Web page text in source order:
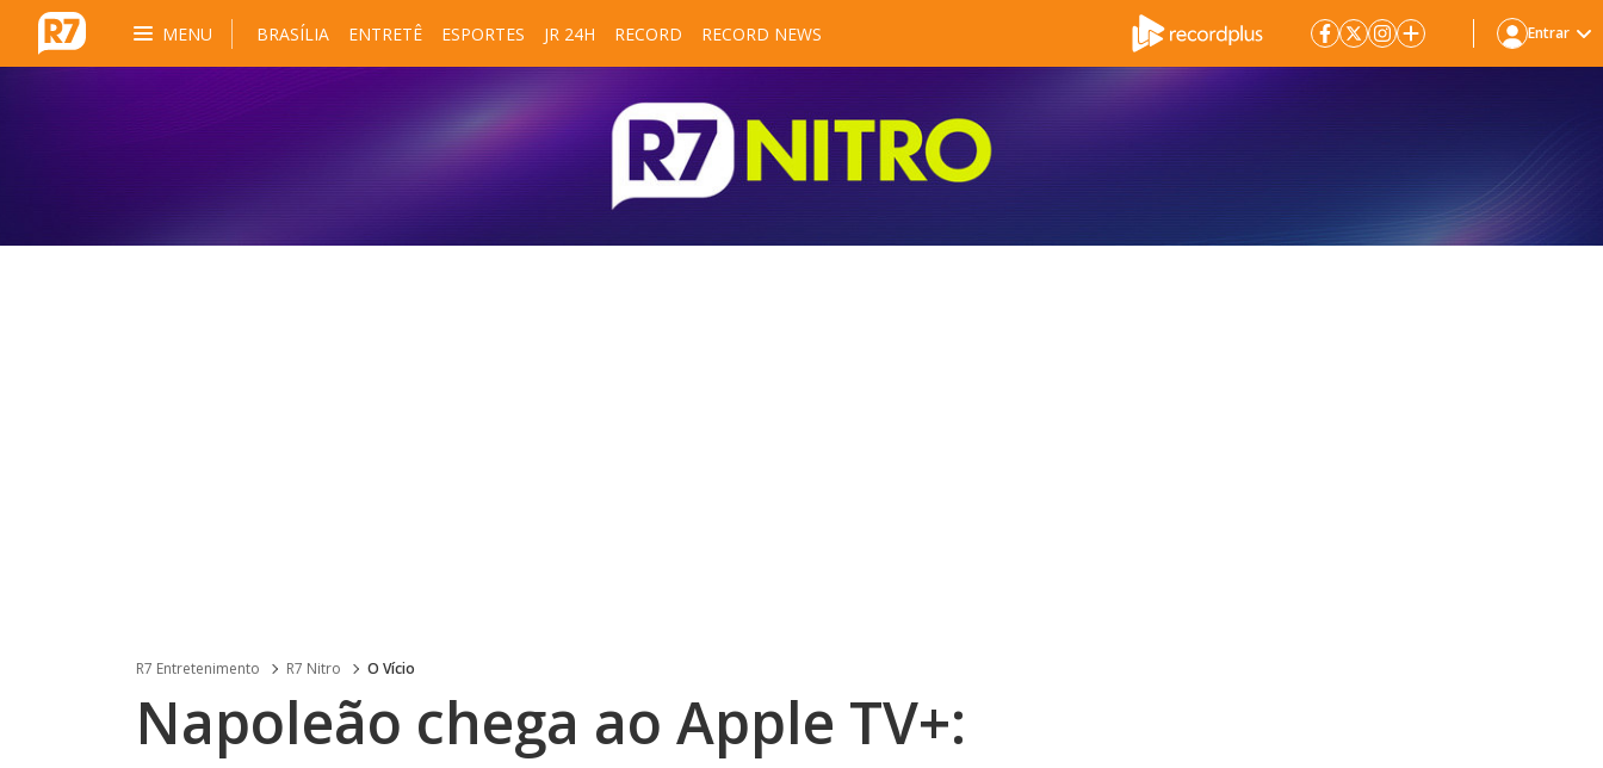
MENU BRASÍLIA ENTRETÊ ESPORTES JR 24H RECORD RECORD NEWS Entrar
R7 Entretenimento R7 Nitro O Vício
Napoleão chega ao Apple TV+: